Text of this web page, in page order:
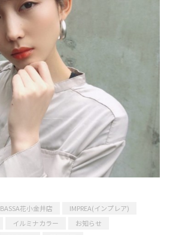
BASSA花小金井店
IMPREA(インプレア)
イルミナカラー
お知らせ